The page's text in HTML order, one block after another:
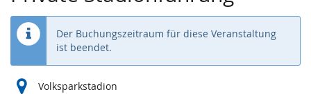
Der Buchungszeitraum für diese Veranstaltung
ist beendet.
Volksparkstadion